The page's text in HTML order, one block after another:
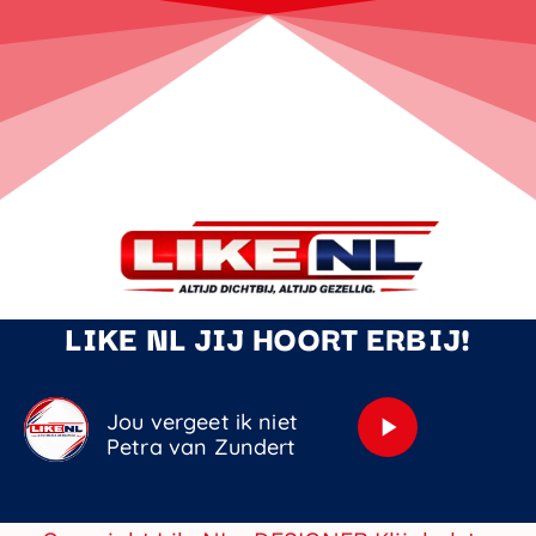
LIKE NL JIJ HOORT ERBIJ!
Jou vergeet ik niet
Petra van Zundert
play_arrow